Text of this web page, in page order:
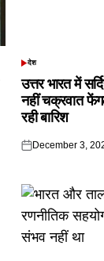
POSTED
देश
उत्तर भारत में
नहीं चक्रवात
रही बारिश
Posted
December 3,